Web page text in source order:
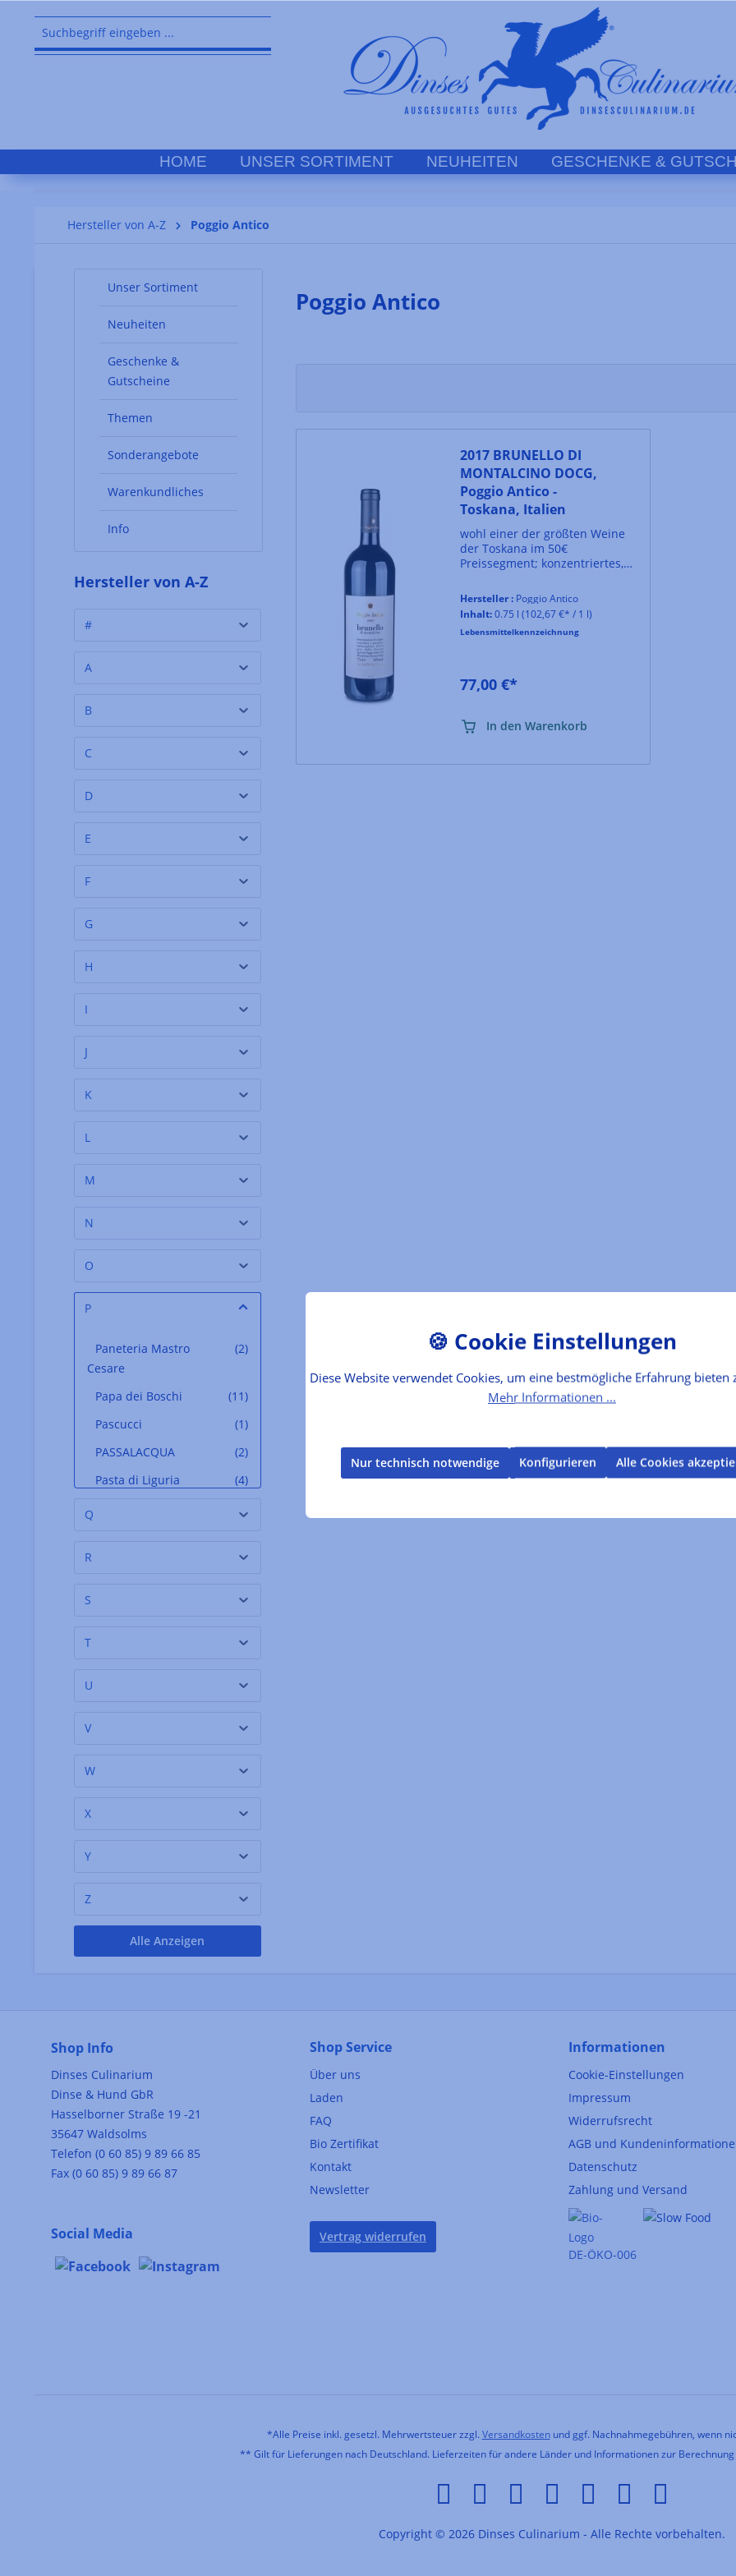
Zur Hauptnavigation springen
HOME UNSER SORTIMENT NEUHEITEN GESCHENKE &
Hersteller von A-Z Poggio Antico
Unser Sortiment
Neuheiten
Geschenke &
Gutscheine
Themen
Sonderangebote
Warenkundliches
Info
Hersteller von A-Z
#
A
B
C
D
E
F
G
H
I
J
K
L
M
N
O
P
(2)
Paneteria Mastro
Cesare
(11)
Papa dei Boschi
(1)
Pascucci
(2)
PASSALACQUA
(4)
Pasta di Liguria
(2)
(1)
(1)
(2)
(1)
Q
R
S
T
U
V
W
X
Y
Z
Alle Anzeigen
Poggio Antico
2017 BRUNELLO DI
MONTALCINO DOCG,
Poggio Antico -
Toskana, Italien
wohl einer der größten Weine
der Toskana im 50€
Preissegment; konzentriertes,
sehr gute Struktur
Hersteller : Poggio Antico
Inhalt:0.75 l(102,67 €* / 1 l)
Lebensmittelkennzeichnung
77,00 €*
In den Warenkorb
Shop Info
Dinses Culinarium
Dinse & Hund GbR
Hasselborner Straße 19 -21
35647 Waldsolms
Telefon (0 60 85) 9 89 66 85
Fax (0 60 85) 9 89 66 87
Social Media
Shop Service
Über uns
Laden
FAQ
Bio Zertifikat
Kontakt
Newsletter
Vertrag widerrufen
Informationen
Cookie-Einstellungen
Impressum
Widerrufsrecht
AGB und
Datenschutz
Zahlung und Versand
DE-ÖKO-006
*Alle Preise inkl. gesetzl. Mehrwertsteuer zzgl. Versandkostenund ggf. Nachnahmegebühren, wenn
** Gilt für Lieferungen nach Deutschland. Lieferzeiten für andere Länder und Informationen zur
Copyright © 2026 Dinses Culinarium - Alle Rechte vorbehalten.
Diese Website verwendet Cookies, um eine bestmögliche Erfahrung bieten
Mehr Informationen ...
Nur technisch notwendige Konfigurieren Alle Cookies